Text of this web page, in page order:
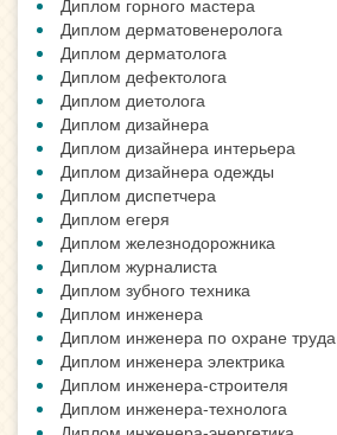
Диплом горного мастера
Диплом дерматовенеролога
Диплом дерматолога
Диплом дефектолога
Диплом диетолога
Диплом дизайнера
Диплом дизайнера интерьера
Диплом дизайнера одежды
Диплом диспетчера
Диплом егеря
Диплом железнодорожника
Диплом журналиста
Диплом зубного техника
Диплом инженера
Диплом инженера по охране труда
Диплом инженера электрика
Диплом инженера-строителя
Диплом инженера-технолога